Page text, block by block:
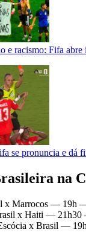
e racismo: Fifa
se pronuncia e dá
na
x Marrocos — 19h
x Haiti —
x Brasil —